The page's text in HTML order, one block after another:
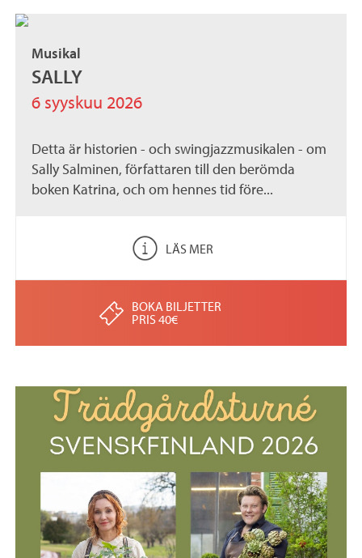
Musikal
SALLY
6 syyskuu 2026
Detta är historien - och swingjazzmusikalen - om
Sally Salminen, författaren till den berömda
boken Katrina, och om hennes tid före...
LÄS MER
BOKA BILJETTER
PRIS 40€